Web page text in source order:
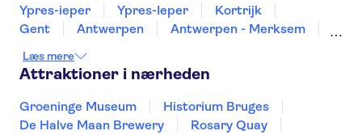
Ypres-ieper
Ypres-Ieper
Kortrijk
Gent
Antwerpen
Antwerpen - Merksem
Namur
Læs mere
Attraktioner i nærheden
Groeninge Museum
Historium Bruges
De Halve Maan Brewery
Rosary Quay